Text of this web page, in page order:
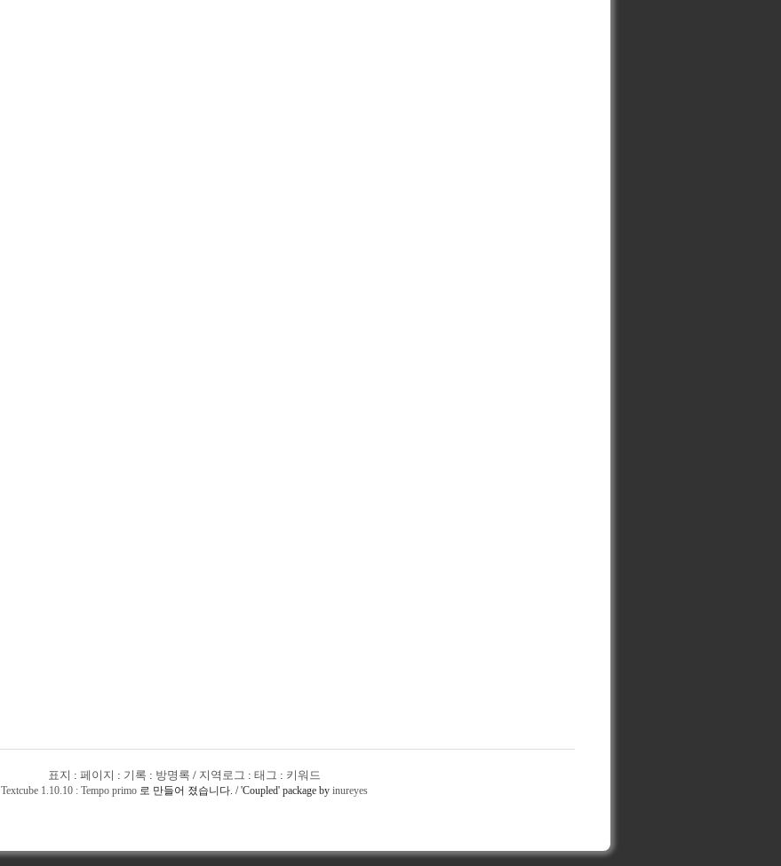
표지 : 페이지 : 기록 : 방명록 / 지역로그 : 태그 : 키워드
Textcube 1.10.10 : Tempo primo로 만들어 졌습니다. / 'Coupled' package by inureyes